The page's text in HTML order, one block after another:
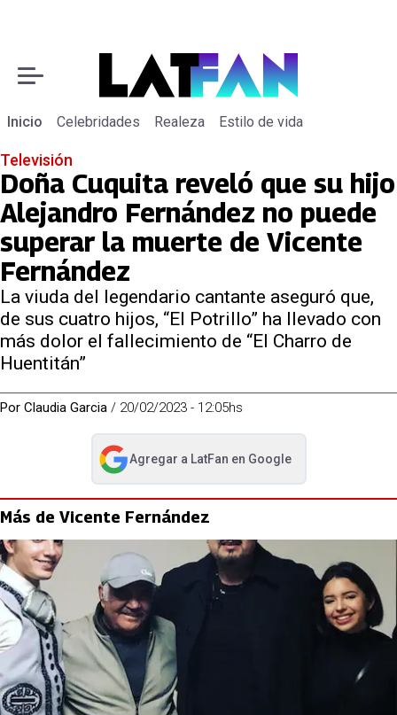
Inicio Celebridades Realeza Estilo de vida
Televisión
Doña Cuquita reveló que su hijo
Alejandro Fernández no puede
superar la muerte de Vicente
Fernández
La viuda del legendario cantante aseguró que,
de sus cuatro hijos, “El Potrillo” ha llevado con
más dolor el fallecimiento de “El Charro de
Huentitán”
Por Claudia Garcia / 20/02/2023 - 12:05hs
Agregar a LatFan en Google
abre en nueva pestaña
Más de Vicente Fernández